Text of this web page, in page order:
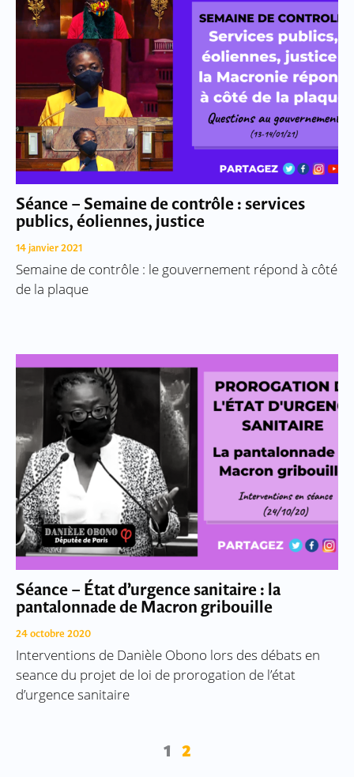
Séance – Semaine de contrôle : services
publics, éoliennes, justice
14 janvier 2021
Semaine de contrôle : le gouvernement répond à côté
de la plaque
Séance – État d’urgence sanitaire : la
pantalonnade de Macron gribouille
24 octobre 2020
Interventions de Danièle Obono lors des débats en
seance du projet de loi de prorogation de l’état
d’urgence sanitaire
1 2